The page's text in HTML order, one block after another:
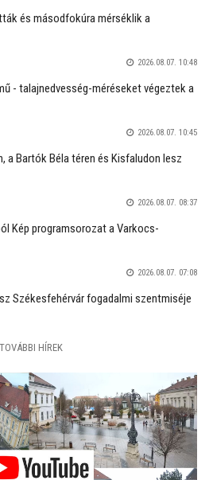
és másodfokúra mérséklik a
2026.08.07. 10:48
- talajnedvesség-méréseket végeztek a
2026.08.07. 10:45
a Bartók Béla téren és Kisfaludon lesz
2026.08.07. 08:37
Kép programsorozat a Varkocs-
2026.08.07. 07:08
Székesfehérvár fogadalmi szentmiséje
TOVÁBBI HÍREK